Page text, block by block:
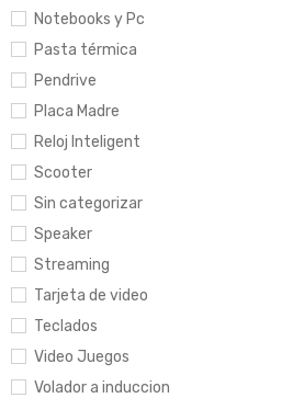
Notebooks y Pc
Pasta térmica
Pendrive
Placa Madre
Reloj Inteligent
Scooter
Sin categorizar
Speaker
Streaming
Tarjeta de video
Teclados
Video Juegos
Volador a induccion